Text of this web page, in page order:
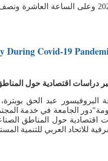
في يوم الاحد 17 ماي 2020 وعلى
During Covid-19
دراسات اقتصادية حول
عبد الحق
للاتحاد العربي للتنمية